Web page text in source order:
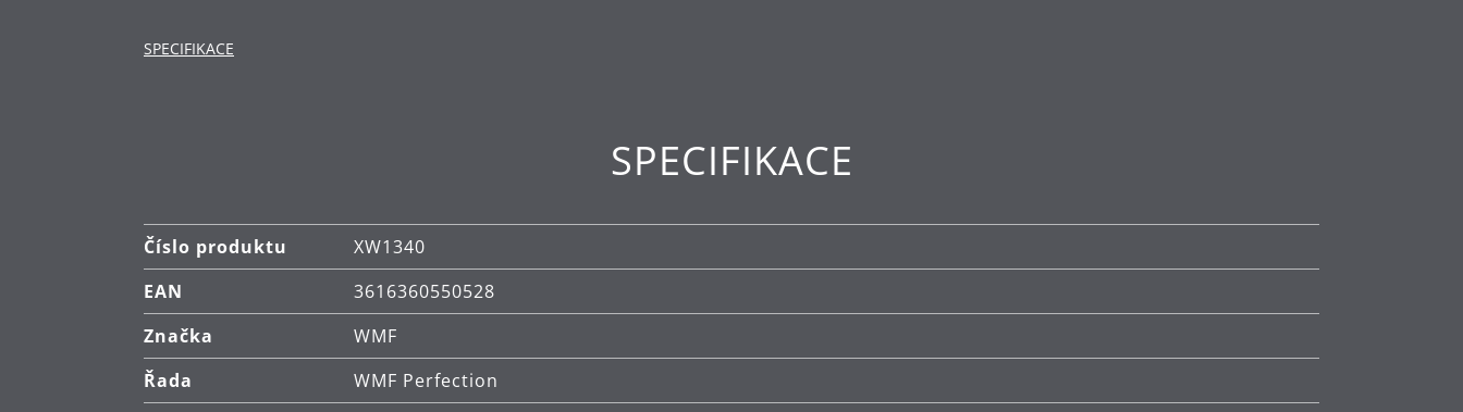
Sada na odvápnění chrání vnitřní součástky vašeho přístroje a uchovává špičkovou kondici nahřívacího systému.
SPECIFIKACE
SPECIFIKACE
Číslo produktu
XW1340
EAN
3616360550528
Značka
WMF
Řada
WMF Perfection